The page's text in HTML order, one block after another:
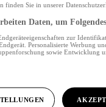
finden Sie in unserer
Daten, um
zur
Personalisierte Werbung
sowie Entwicklung